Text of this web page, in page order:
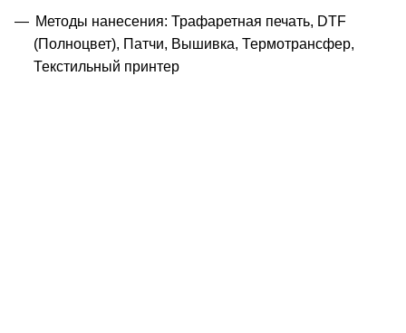
Методы нанесения: Трафаретная печать, DTF
(Полноцвет), Патчи, Вышивка, Термотрансфер,
Текстильный принтер